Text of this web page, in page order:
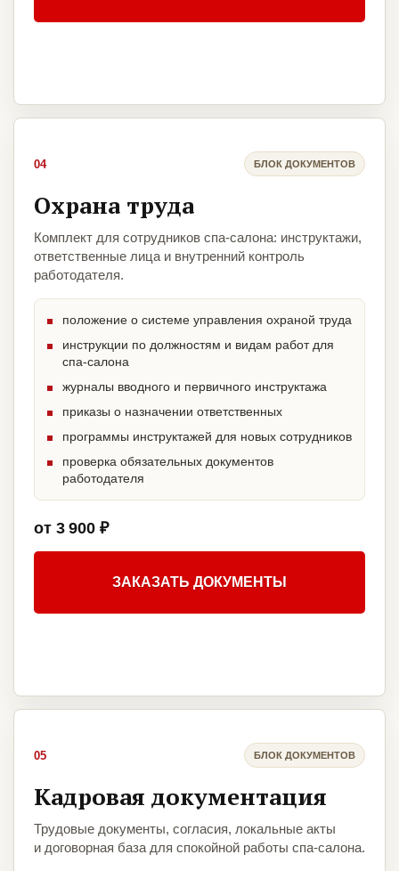
04 БЛОК ДОКУМЕНТОВ
Охрана труда
Комплект для сотрудников спа-салона: инструктажи,
ответственные лица и внутренний контроль
работодателя.
положение о системе управления охраной труда
инструкции по должностям и видам работ для
спа-салона
журналы вводного и первичного инструктажа
приказы о назначении ответственных
программы инструктажей для новых сотрудников
проверка обязательных документов
работодателя
от 3 900 ₽
ЗАКАЗАТЬ ДОКУМЕНТЫ
05 БЛОК ДОКУМЕНТОВ
Кадровая документация
Трудовые документы, согласия, локальные акты
и договорная база для спокойной работы спа-салона.